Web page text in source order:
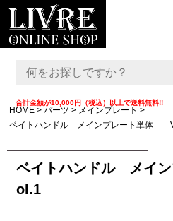
合計金額が10,000円（税込）以上で送料無料!!
HOME パーツ
メインプレート
ベイトハンドル メインプレート単体
ベイトハンドル メイ
ol.1